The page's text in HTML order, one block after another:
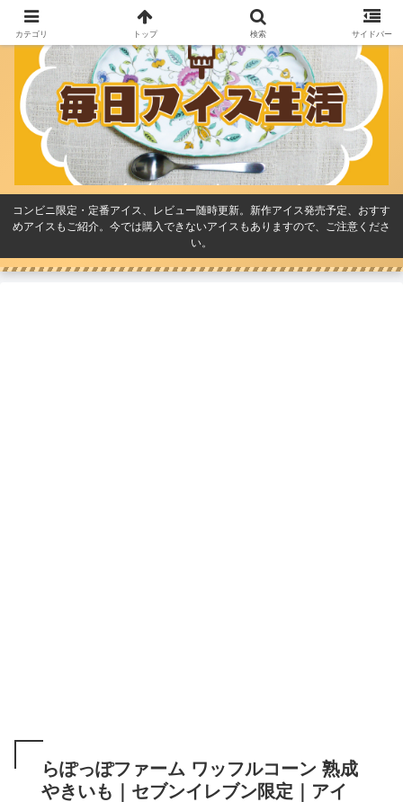
コンビニ限定・定番アイス、レビュー随時更新。新作アイス発売予定、おすす
めアイスもご紹介。今では購入できないアイスもありますので、ご注意くださ
い。
らぽっぽファーム ワッフルコーン 熟成
やきいも｜セブンイレブン限定｜アイ
カテゴリ トップ 検索 サイドバー